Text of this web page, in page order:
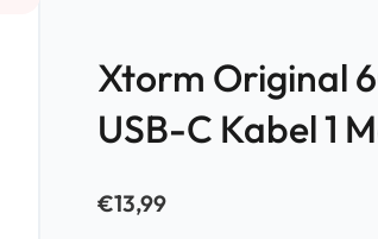
Xtorm Original
USB-C Kabel 1
€13,99